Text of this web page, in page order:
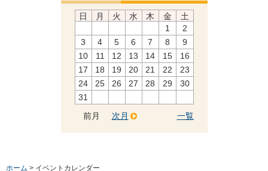
日 月 火 水 木 金
土
1
2
3
4 5 6 7 8
9
10
11 12 13 14 15
16
17
18 19 20 21 22
23
24
25 26 27 28 29
30
31
前月
一覧
次月
ホーム > イベントカレンダー